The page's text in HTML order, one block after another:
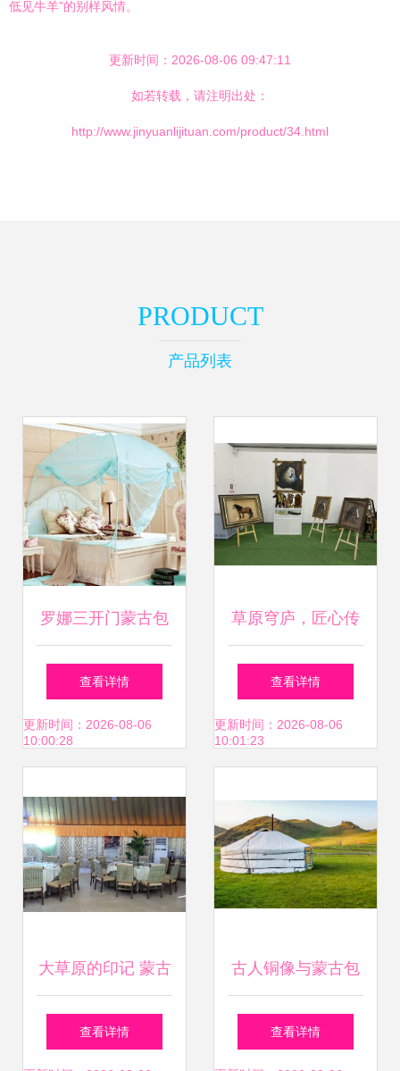
低见牛羊”的别样风情。
更新时间：2026-08-06 09:47:11
如若转载，请注明出处：
http://www.jinyuanlijituan.com/product/34.html
PRODUCT
产品列表
罗娜三开门蒙古包
蚊帐评测 夏日安睡
与风扇自由，1.8米
查看详情
更新时间：2026-08-06
10:00:28
草原穹庐，匠心传
承 锡林郭勒盟传统
蒙古包技艺在内蒙
查看详情
更新时间：2026-08-06
10:01:23
大草原的印记 蒙古
包绽放美丽河南
查看详情
古人铜像与蒙古包
融合 室内设计的别
查看详情